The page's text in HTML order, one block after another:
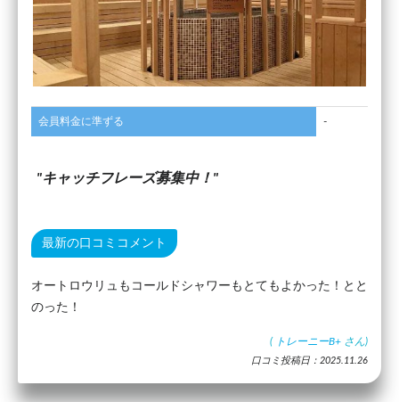
会員料金に準ずる -
キャッチフレーズ募集中！
最新の口コミコメント
オートロウリュもコールドシャワーもとてもよかった！とと
のった！
( トレーニーB+ さん)
口コミ投稿日：2025.11.26